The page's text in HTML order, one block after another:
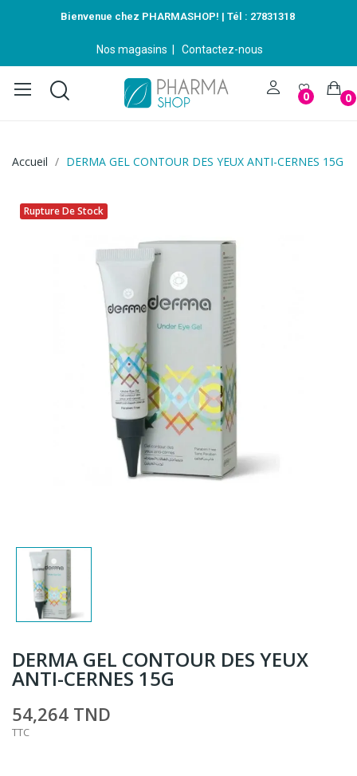
Bienvenue chez PHARMASHOP! | Tél : 27831318
Nos magasins Contactez-nous
0 0
Accueil DERMA GEL CONTOUR DES YEUX ANTI-CERNES 15G
Rupture De Stock
DERMA GEL CONTOUR DES YEUX
ANTI-CERNES 15G
54,264 TND
TTC